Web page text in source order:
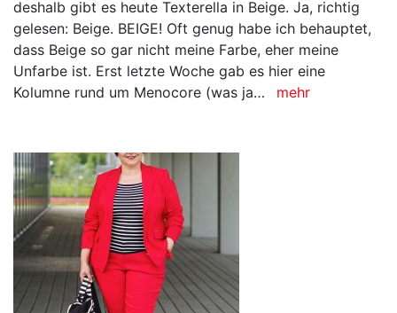
gelesen: Beige. BEIGE! Oft genug habe ich behauptet,
dass Beige so gar nicht meine Farbe, eher meine
Unfarbe ist. Erst letzte Woche gab es hier eine
Kolumne rund um Menocore (was ja…
mehr